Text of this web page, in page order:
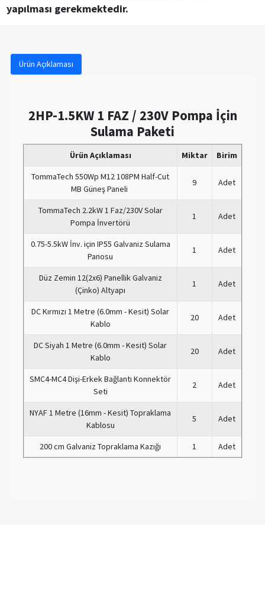
yapılması gerekmektedir.
Ürün Açıklaması
2HP-1.5KW 1 FAZ / 230V Pompa İçin
Sulama Paketi
Ürün Açıklaması Miktar
Birim
TommaTech 550Wp M12 108PM Half-Cut
MB Güneş Paneli
9 Adet
TommaTech 2.2kW 1 Faz/230V Solar
Pompa İnvertörü
1 Adet
0.75-5.5kW İnv. için IP55 Galvaniz Sulama
Panosu
1 Adet
Düz Zemin 12(2x6) Panellik Galvaniz
(Çinko) Altyapı
1 Adet
DC Kırmızı 1 Metre (6.0mm - Kesit) Solar
Kablo
20 Adet
DC Siyah 1 Metre (6.0mm - Kesit) Solar
Kablo
20 Adet
SMC4-MC4 Dişi-Erkek Bağlantı Konnektör
Seti
2 Adet
NYAF 1 Metre (16mm - Kesit) Topraklama
Kablosu
5 Adet
200 cm Galvaniz Topraklama Kazığı 1 Adet